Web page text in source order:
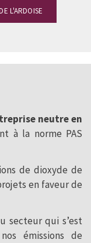
L'ARDOISE
neutre en
à la norme PAS
de dioxyde de
en faveur de
secteur qui s’est
émissions de